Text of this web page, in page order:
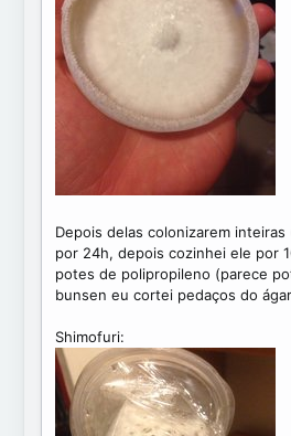
Depois delas colonizarem inteiras
por 24h, depois cozinhei ele por
potes de polipropileno (parece
bunsen eu cortei pedaços do
Shimofuri: